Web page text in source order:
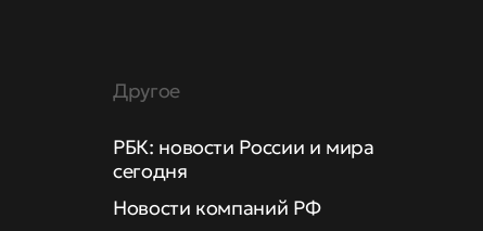
Другое
РБК: новости России и мира
сегодня
Новости компаний РФ